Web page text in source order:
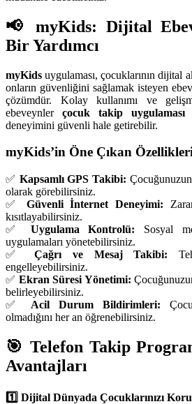
📢 myKids: Dijital
Bir Yardımcı
myKids uygulaması, çocuklarının dijital
onların güvenliğini sağlamak isteyen
çözümdür. Kolay kullanımı ve
ebeveynler çocuk takip uygulaması
deneyimini güvenli hale getirebilir.
myKids’in Öne Çıkan
✅ Kapsamlı GPS Takibi:
olarak görebilirsiniz.
✅ Güvenli İnternet Deneyimi:
kısıtlayabilirsiniz.
✅ Uygulama Kontrolü: Sosyal
uygulamaları yönetebilirsiniz.
✅Çağrı ve Mesaj Takibi:
engelleyebilirsiniz.
✅ Ekran Süresi Yönetimi:
belirleyebilirsiniz.
✅ Acil Durum Bildirimleri:
olmadığını her an öğrenebilirsiniz.
🎯 Telefon Takip
Avantajları
1️⃣ Dijital Dünyada Çocuklarınızı